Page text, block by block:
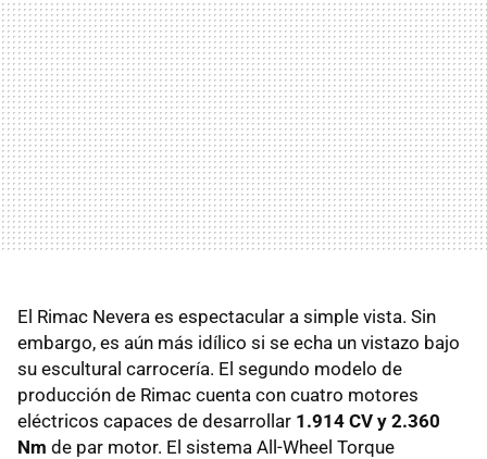
El Rimac Nevera es espectacular a simple vista. Sin
embargo, es aún más idílico si se echa un vistazo bajo
su escultural carrocería. El segundo modelo de
producción de Rimac cuenta con cuatro motores
eléctricos capaces de desarrollar 1.914 CV y 2.360
Nm de par motor. El sistema All-Wheel Torque